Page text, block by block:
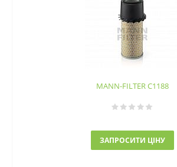
MANN-FILTER C1188
ЗАПРОСИТИ ЦІНУ